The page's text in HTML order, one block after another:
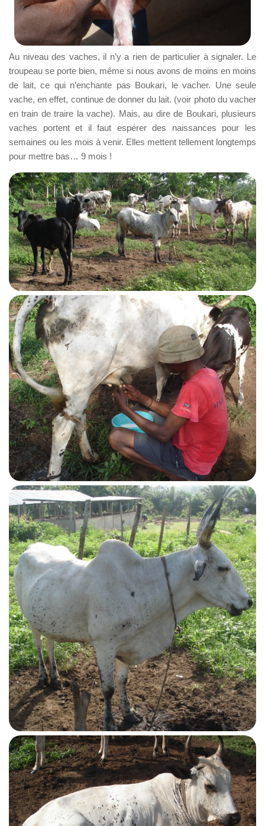
Au niveau des vaches, il n’y a rien de particulier à signaler. Le
troupeau se porte bien, même si nous avons de moins en moins
de lait, ce qui n’enchante pas Boukari, le vacher. Une seule
vache, en effet, continue de donner du lait. (voir photo du vacher
en train de traire la vache). Mais, au dire de Boukari, plusieurs
vaches portent et il faut espérer des naissances pour les
semaines ou les mois à venir. Elles mettent tellement longtemps
pour mettre bas… 9 mois !